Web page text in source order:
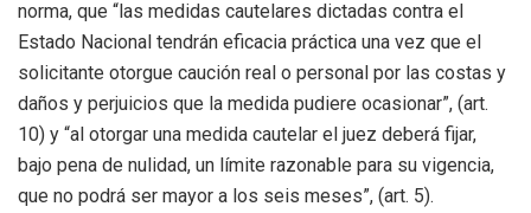
norma, que “las medidas cautelares dictadas contra el
Estado Nacional tendrán eficacia práctica una vez que el
solicitante otorgue caución real o personal por las costas y
daños y perjuicios que la medida pudiere ocasionar”, (art.
10) y “al otorgar una medida cautelar el juez deberá fijar,
bajo pena de nulidad, un límite razonable para su vigencia,
que no podrá ser mayor a los seis meses”, (art. 5).